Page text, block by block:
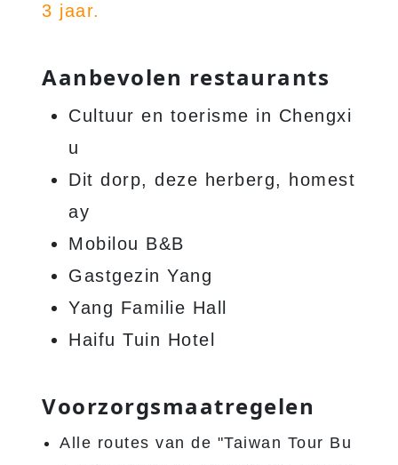
3 jaar.
Aanbevolen restaurants
Cultuur en toerisme in Chengxi
u
Dit dorp, deze herberg, homest
ay
Mobilou B&B
Gastgezin Yang
Yang Familie Hall
Haifu Tuin Hotel
Voorzorgsmaatregelen
Alle routes van de "Taiwan Tour Bu